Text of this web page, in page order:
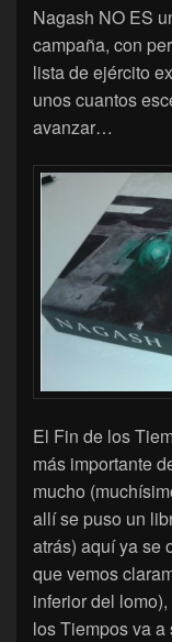
Nagash NO ES
campaña, con
lista de ejército
unos cuantos
avanzar…
El Fin de los
más importante
mucho
allí se puso un
atrás) aquí ya se
que vemos
inferior del
los Tiempos va a